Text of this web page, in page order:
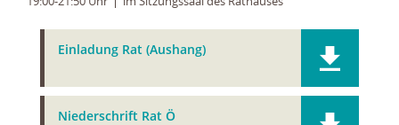
Einladung Rat (Aushang)
Niederschrift Rat Ö